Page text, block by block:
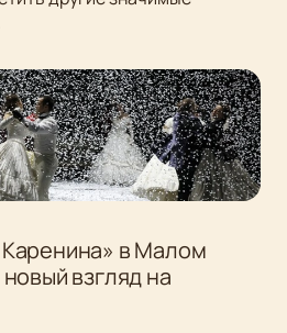
в Малом
взгляд на